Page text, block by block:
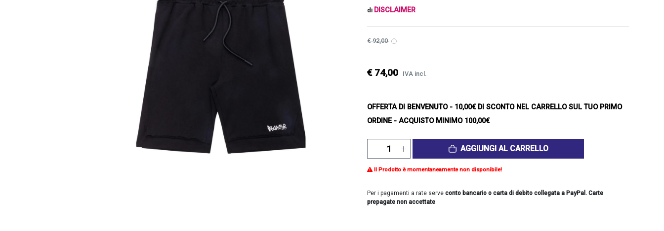
di DISCLAIMER
€ 92,00
€ 74,00 IVA incl.
OFFERTA DI BENVENUTO- 10,00€ DI SCONTO NEL CARRELLO SUL TUO PRIMO
ORDINE - ACQUISTO MINIMO 100,00€
AGGIUNGI AL CARRELLO
Il Prodotto è momentaneamente non disponibile!
Per i pagamenti a rate serve conto bancario o carta di debito collegata a PayPal. Carte
prepagate non accettate.